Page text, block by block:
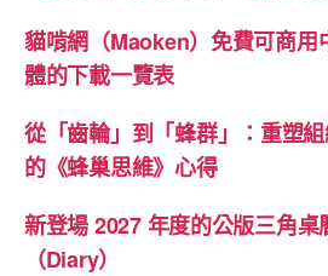
貓啃網（Maoken）免費可商用
體的下載一覽表
從「齒輪」到「蜂群」：重塑組
的《蜂巢思維》心得
新登場 2027 年度的公版三角桌
（Diary）